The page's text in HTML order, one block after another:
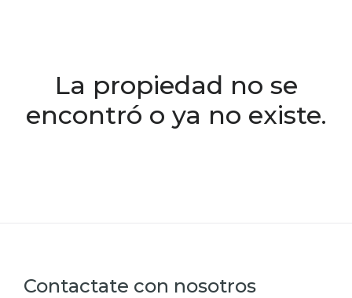
La propiedad no se
encontró o ya no existe.
Contactate con nosotros